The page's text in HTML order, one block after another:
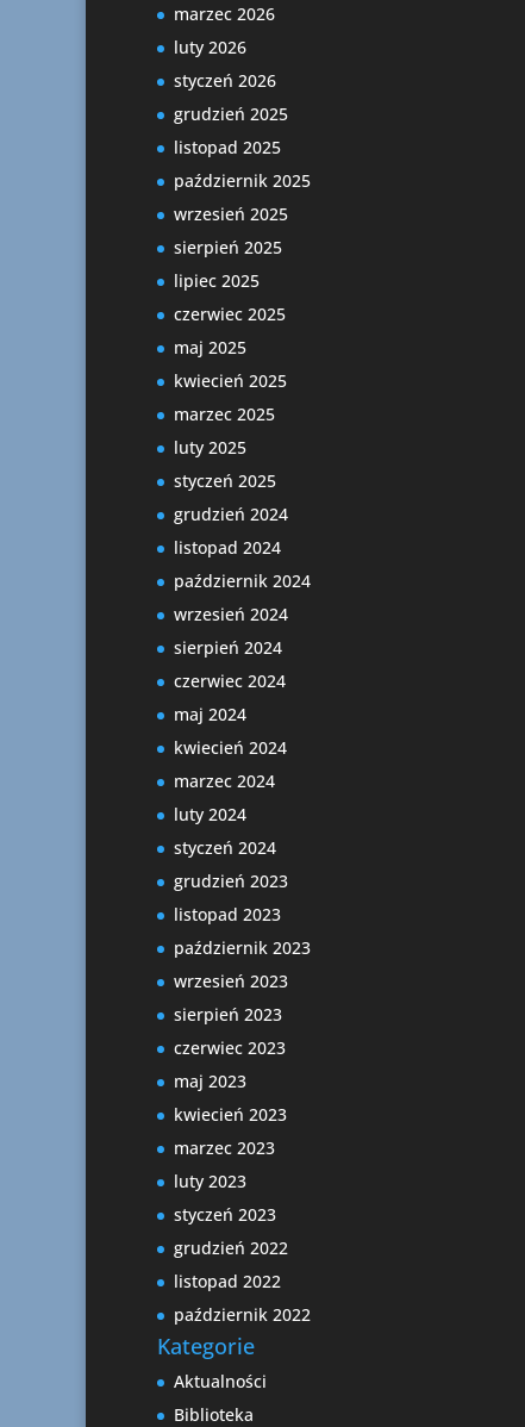
marzec 2026
luty 2026
styczeń 2026
grudzień 2025
listopad 2025
październik 2025
wrzesień 2025
sierpień 2025
lipiec 2025
czerwiec 2025
maj 2025
kwiecień 2025
marzec 2025
luty 2025
styczeń 2025
grudzień 2024
listopad 2024
październik 2024
wrzesień 2024
sierpień 2024
czerwiec 2024
maj 2024
kwiecień 2024
marzec 2024
luty 2024
styczeń 2024
grudzień 2023
listopad 2023
październik 2023
wrzesień 2023
sierpień 2023
czerwiec 2023
maj 2023
kwiecień 2023
marzec 2023
luty 2023
styczeń 2023
grudzień 2022
listopad 2022
październik 2022
Kategorie
Aktualności
Biblioteka